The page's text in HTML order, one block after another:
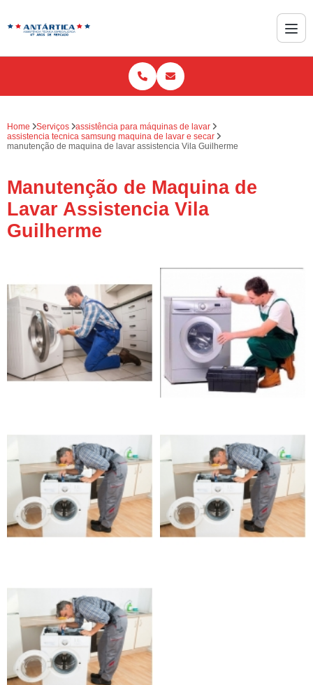
Home Serviços
assistência para máquinas de lavar
assistencia tecnica samsung maquina de lavar e secar
manutenção de maquina de lavar assistencia Vila Guilherme
Manutenção de Maquina de
Lavar Assistencia Vila
Guilherme